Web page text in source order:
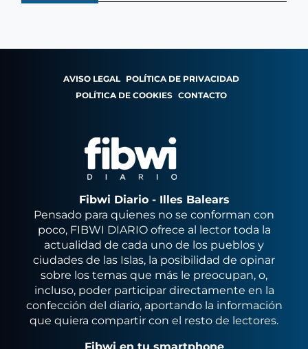
AVISO LEGAL POLÍTICA DE PRIVACIDAD
POLÍTICA DE COOKIES CONTACTO
Fibwi Diario - Illes Balears
Pensado para quienes no se conforman con
poco, FIBWI DIARIO ofrece al lector toda la
actualidad de cada uno de los pueblos y
ciudades de las Islas, la posibilidad de opinar
sobre los temas que más le preocupan, o,
incluso, poder participar directamente en la
confección del diario, aportando la información
que quiera compartir con el resto de lectores.